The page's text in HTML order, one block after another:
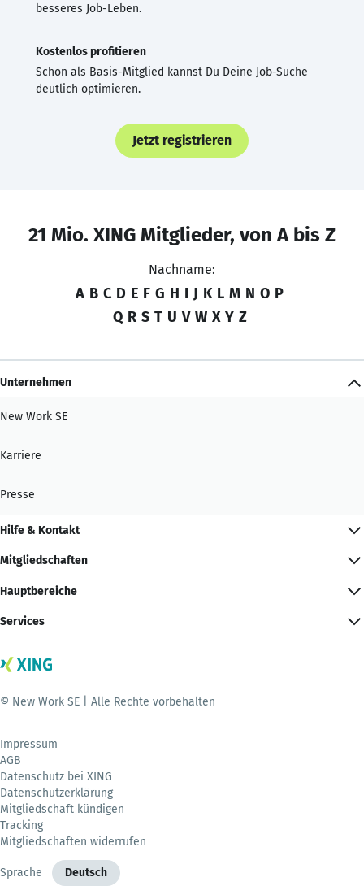
besseres Job-Leben.
Kostenlos profitieren
Schon als Basis-Mitglied kannst Du Deine Job-Suche
deutlich optimieren.
Jetzt registrieren
21 Mio. XING Mitglieder, von A bis Z
Nachname:
A B C D E F G H I J K L M N O P
Q R S T U V W X Y Z
Unternehmen
New Work SE
Karriere
Presse
Hilfe & Kontakt
Mitgliedschaften
Hauptbereiche
Services
© New Work SE | Alle Rechte vorbehalten
Impressum
AGB
Datenschutz bei XING
Datenschutzerklärung
Mitgliedschaft kündigen
Tracking
Mitgliedschaften widerrufen
Sprache Deutsch